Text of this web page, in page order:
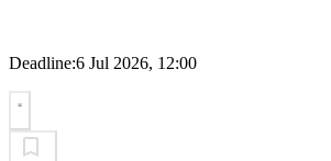
Deadline:6 Jul 2026, 12:00